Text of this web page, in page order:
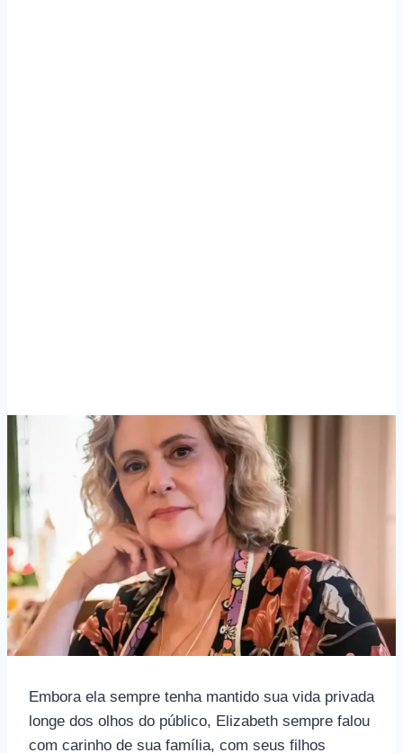
Embora ela sempre tenha mantido sua vida privada
longe dos olhos do público, Elizabeth sempre falou
com carinho de sua família, com seus filhos